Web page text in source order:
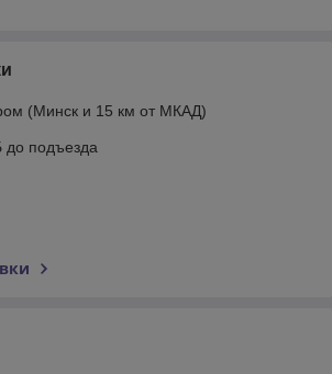
(Минск и 15 км от МКАД)
до подъезда